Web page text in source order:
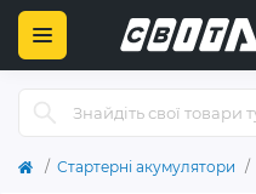
Стартерні акумулятори